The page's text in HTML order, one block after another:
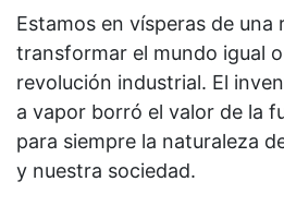
Estamos en vísperas de una
transformar el mundo igual
revolución industrial. El
a vapor borró el valor de la
para siempre la naturaleza
y nuestra sociedad.